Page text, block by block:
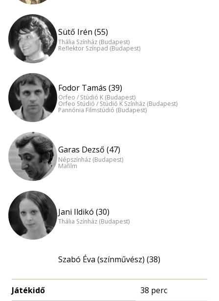
Sütő Irén (55)
Thália Színház (Budapest)
Reflektor Színpad (Budapest)
Fodor Tamás (39)
Orfeo / Stúdió K (Budapest)
Orfeo Stúdió / Stúdió K Színház (Budapest)
Pannónia Filmstúdió (Budapest)
Garas Dezső (47)
Népszínház (Budapest)
Mafilm
Jani Ildikó (30)
Thália Színház (Budapest)
Szabó Éva (színművész) (38)
Játékidő 38 perc